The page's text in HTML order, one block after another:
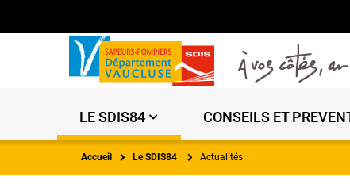
LE SDIS84 CONSEILS ET
Accueil Le SDIS84 Actualités